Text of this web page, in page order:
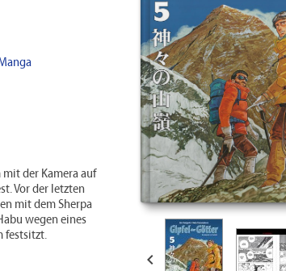

der Kamera auf
Vor der letzten
mit dem Sherpa
wegen eines
festsitzt.